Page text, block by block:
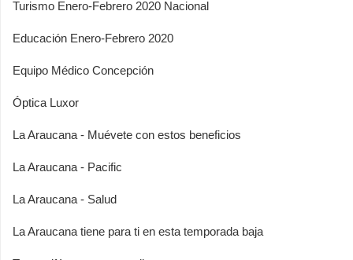
Turismo Enero-Febrero 2020 Nacional
Educación Enero-Febrero 2020
Equipo Médico Concepción
Óptica Luxor
La Araucana - Muévete con estos beneficios
La Araucana - Pacific
La Araucana - Salud
La Araucana tiene para ti en esta temporada baja